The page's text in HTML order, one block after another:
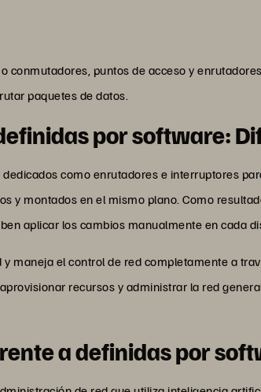
conmutadores, puntos de acceso y
paquetes de datos.
por software:
como enrutadores e interruptores
y montados en el mismo plano. Como
aplicar los cambios manualmente en cada
maneja el control de red completamente a
recursos y administrar la red
a definidas por